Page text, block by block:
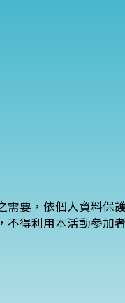
要，依個人資料
得利用本活動參加